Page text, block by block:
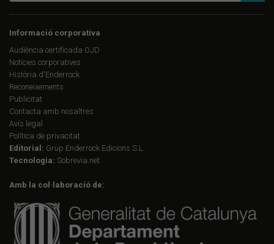
Informació corporativa
Audiència certificada OJD
Notícies corporatives
Història d'Enderrock
Reconeixements
Publicitat
Contacta amb nosaltres
Avís legal
Política de privacitat
Editorial: Grup Enderrock Edicions S.L.
Tecnologia: Sobrevia.net
Amb la col·laboració de: